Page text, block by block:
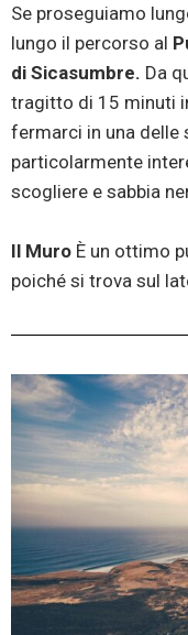
Se proseguiamo
lungo il percorso al
di Sicasumbre. Da
tragitto di 15 minuti
fermarci in una delle
particolarmente
scogliere e sabbia
Il Muro È un ottimo
poiché si trova sul